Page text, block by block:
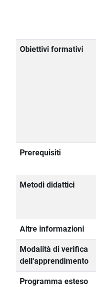
Obiettivi formativi
Prerequisiti
Metodi didattici
Altre informazioni
Modalità di verifica
dell'apprendimento
Programma esteso